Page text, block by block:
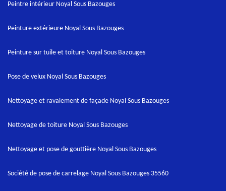
Peintre intérieur Noyal Sous Bazouges
Peinture extérieure Noyal Sous Bazouges
Peinture sur tuile et toiture Noyal Sous Bazouges
Pose de velux Noyal Sous Bazouges
Nettoyage et ravalement de façade Noyal Sous Bazouges
Nettoyage de toiture Noyal Sous Bazouges
Nettoyage et pose de gouttière Noyal Sous Bazouges
Société de pose de carrelage Noyal Sous Bazouges 35560